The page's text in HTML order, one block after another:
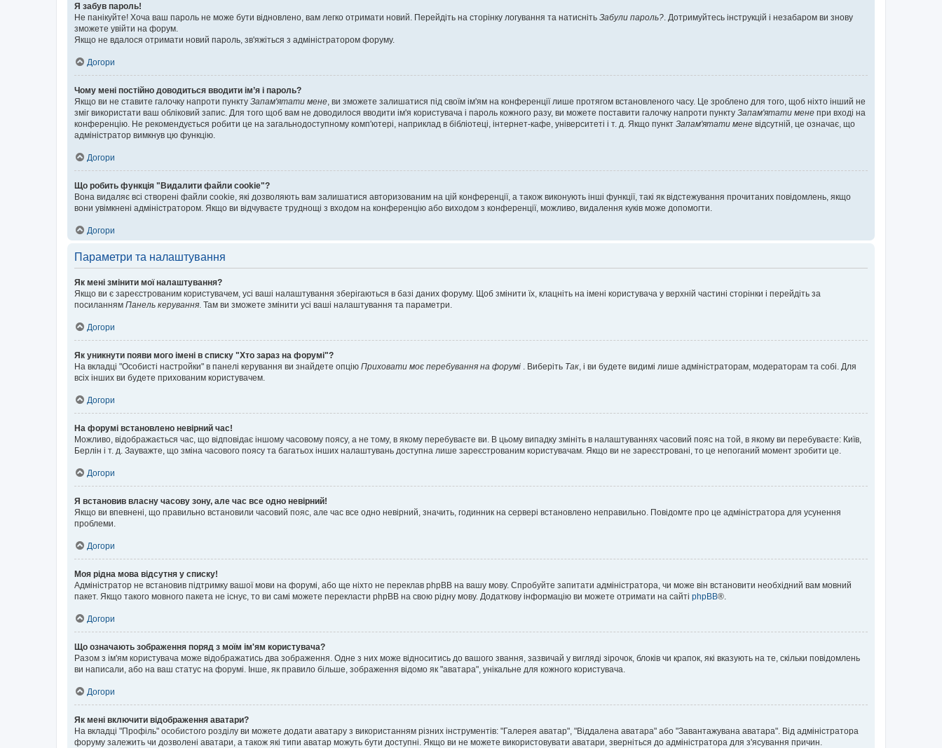
Я забув пароль!
Не панікуйте! Хоча ваш пароль не може бути відновлено, вам легко отримати новий. Перейдіть на сторінку логування та натисніть Забули пароль? . Дотримуйтесь інструкцій і незабаром ви знову
зможете увійти на форум.
Якщо не вдалося отримати новий пароль, зв'яжіться з адміністратором форуму.
Догори
Чому мені постійно доводиться вводити ім’я і пароль?
Якщо ви не ставите галочку напроти пункту Запам'ятати мене , ви зможете залишатися під своїм ім'ям на конференції лише протягом встановленого часу. Це зроблено для того, щоб ніхто інший не
зміг використати ваш обліковий запис. Для того щоб вам не доводилося вводити ім'я користувача і пароль кожного разу, ви можете поставити галочку напроти пункту Запам'ятати мене при вході на
конференцію. Не рекомендується робити це на загальнодоступному комп'ютері, наприклад в бібліотеці, інтернет-кафе, університеті і т. д. Якщо пункт Запам'ятати мене відсутній, це означає, що
адміністратор вимкнув цю функцію.
Догори
Що робить функція "Видалити файли cookie"?
Вона видаляє всі створені файли cookie, які дозволяють вам залишатися авторизованим на цій конференції, а також виконують інші функції, такі як відстежування прочитаних повідомлень, якщо
вони увімкнені адміністратором. Якщо ви відчуваєте труднощі з входом на конференцію або виходом з конференції, можливо, видалення куків може допомогти.
Догори
Параметри та налаштування
Як мені змінити мої налаштування?
Якщо ви є зареєстрованим користувачем, усі ваші налаштування зберігаються в базі даних форуму. Щоб змінити їх, клацніть на імені користувача у верхній частині сторінки і перейдіть за
посиланням Панель керування . Там ви зможете змінити усі ваші налаштування та параметри.
Догори
Як уникнути появи мого імені в списку "Хто зараз на форумі"?
На вкладці "Особисті настройки" в панелі керування ви знайдете опцію Приховати моє перебування на форумі . Виберіть Так , і ви будете видимі лише адміністраторам, модераторам та собі. Для
всіх інших ви будете прихованим користувачем.
Догори
На форумі встановлено невірний час!
Можливо, відображається час, що відповідає іншому часовому поясу, а не тому, в якому перебуваєте ви. В цьому випадку змініть в налаштуваннях часовий пояс на той, в якому ви перебуваєте: Київ,
Берлін і т. д. Зауважте, що зміна часового поясу та багатьох інших налаштувань доступна лише зареєстрованим користувачам. Якщо ви не зареєстровані, то це непоганий момент зробити це.
Догори
Я встановив власну часову зону, але час все одно невірний!
Якщо ви впевнені, що правильно встановили часовий пояс, але час все одно невірний, значить, годинник на сервері встановлено неправильно. Повідомте про це адміністратора для усунення
проблеми.
Догори
Моя рідна мова відсутня у списку!
Адміністратор не встановив підтримку вашої мови на форумі, або ще ніхто не переклав phpBB на вашу мову. Спробуйте запитати адміністратора, чи може він встановити необхідний вам мовний
пакет. Якщо такого мовного пакета не існує, то ви самі можете перекласти phpBB на свою рідну мову. Додаткову інформацію ви можете отримати на сайті phpBB®.
Догори
Що означають зображення поряд з моїм ім'ям користувача?
Разом з ім'ям користувача може відображатись два зображення. Одне з них може відноситись до вашого звання, зазвичай у вигляді зірочок, блоків чи крапок, які вказують на те, скільки повідомлень
ви написали, або на ваш статус на форумі. Інше, як правило більше, зображення відомо як "аватара", унікальне для кожного користувача.
Догори
Як мені включити відображення аватари?
На вкладці "Профіль" особистого розділу ви можете додати аватару з використанням різних інструментів: "Галерея аватар", "Віддалена аватара" або "Завантажувана аватара". Від адміністратора
форуму залежить чи дозволені аватари, а також які типи аватар можуть бути доступні. Якщо ви не можете використовувати аватари, зверніться до адміністратора для з'ясування причин.